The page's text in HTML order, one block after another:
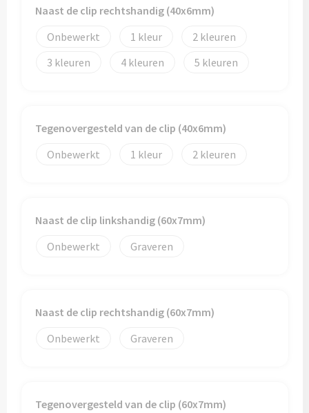
Naast de clip rechtshandig (40x6mm)
Onbewerkt
1
2
3
4 5
Tegenovergesteld van de clip (40x6mm)
Onbewerkt
1 2
Naast de clip linkshandig (60x7mm)
Onbewerkt
Graveren
Naast de clip rechtshandig (60x7mm)
Onbewerkt
Graveren
Tegenovergesteld van de clip (60x7mm)